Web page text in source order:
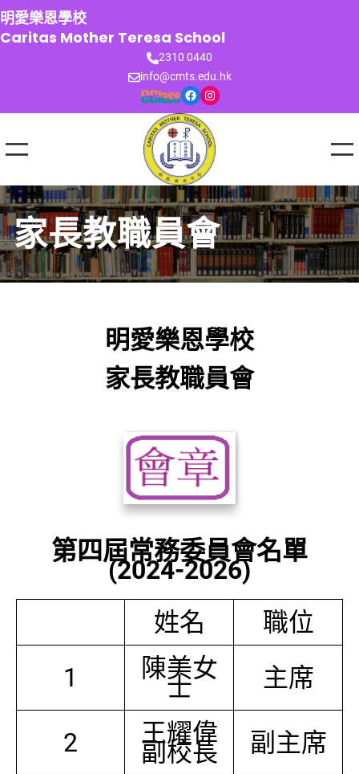
跳
至
主
明愛樂恩學校
Caritas Mother Teresa School
2310 0440
info@cmts.edu.hk
Facebook Instagram
家長教職員會
明愛樂恩學校
家長教職員會
第四屆常務委員會名單
(2024-2026)
姓名
職位
1
陳美女
士 主席
2 王耀偉
副校長 副主席